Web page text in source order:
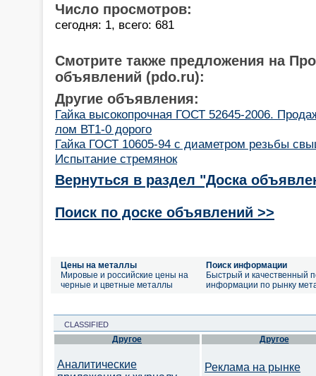
Число просмотров:
сегодня: 1, всего: 681
Смотрите также предложения на
объявлений (pdo.ru):
Другие объявления:
Гайка высокопрочная ГОСТ 52645-2006.
лом ВТ1-0 дорого
Гайка ГОСТ 10605-94 с диаметром резьбы
Испытание стремянок
Вернуться в раздел "Доска
Поиск по доске объявлений >>
Цены на металлы
Мировые и российские цены на
черные и цветные металлы
Поиск информации
Быстрый и качественный
информации по рынку
CLASSIFIED
Другое
Аналитические
Другое
Реклама на рынке